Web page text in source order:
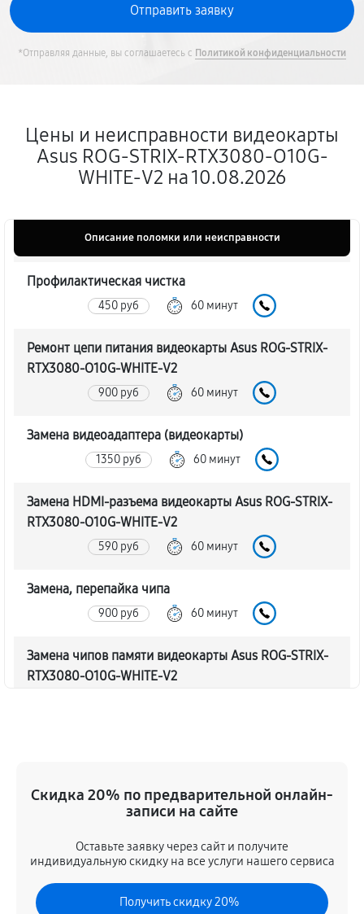
*Отправляя данные, вы соглашаетесь с Политикой конфиденциальности
Цены и неисправности видеокарты
Asus ROG-STRIX-RTX3080-O10G-
WHITE-V2 на 10.08.2026
Описание поломки или неисправности
Профилактическая чистка
450 руб 60 минут
Ремонт цепи питания видеокарты Asus ROG-STRIX-
RTX3080-O10G-WHITE-V2
900 руб 60 минут
Замена видеоадаптера (видеокарты)
1350 руб 60 минут
Замена HDMI-разъема видеокарты Asus ROG-STRIX-
RTX3080-O10G-WHITE-V2
590 руб 60 минут
Замена, перепайка чипа
900 руб 60 минут
Замена чипов памяти видеокарты Asus ROG-STRIX-
RTX3080-O10G-WHITE-V2
Восстановление BIOS на программаторе
500 руб 60 минут
Скидка 20% по предварительной онлайн-
записи на сайте
Оставьте заявку через сайт и получите
индивидуальную скидку на все услуги нашего сервиса
Получить скидку 20%